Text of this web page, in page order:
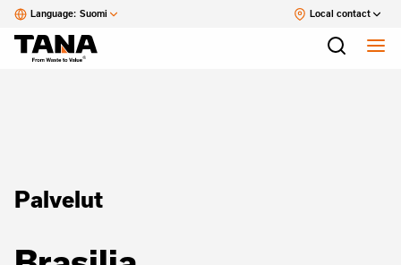
Language: Suomi Local contact
Palvelut